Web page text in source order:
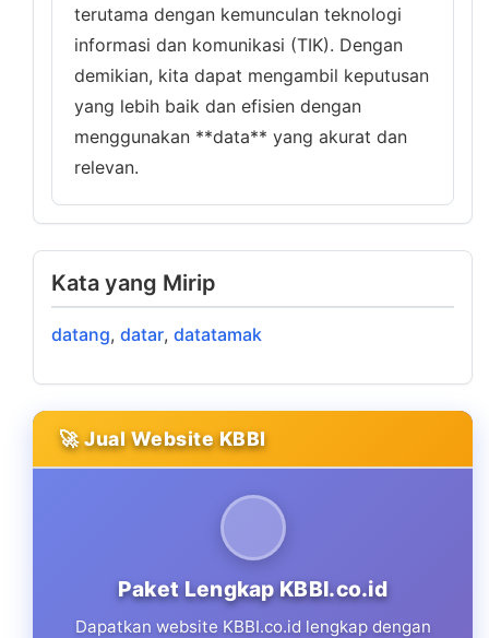
terutama dengan kemunculan teknologi
informasi dan komunikasi (TIK). Dengan
demikian, kita dapat mengambil keputusan
yang lebih baik dan efisien dengan
menggunakan **data** yang akurat dan
relevan.
Kata yang Mirip
datang, datar, datatamak
🚀 Jual Website KBBI
Paket Lengkap KBBI.co.id
Dapatkan website KBBI.co.id lengkap dengan